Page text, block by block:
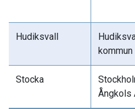
Hudiksvall
kommun
Stocka
Ångkols